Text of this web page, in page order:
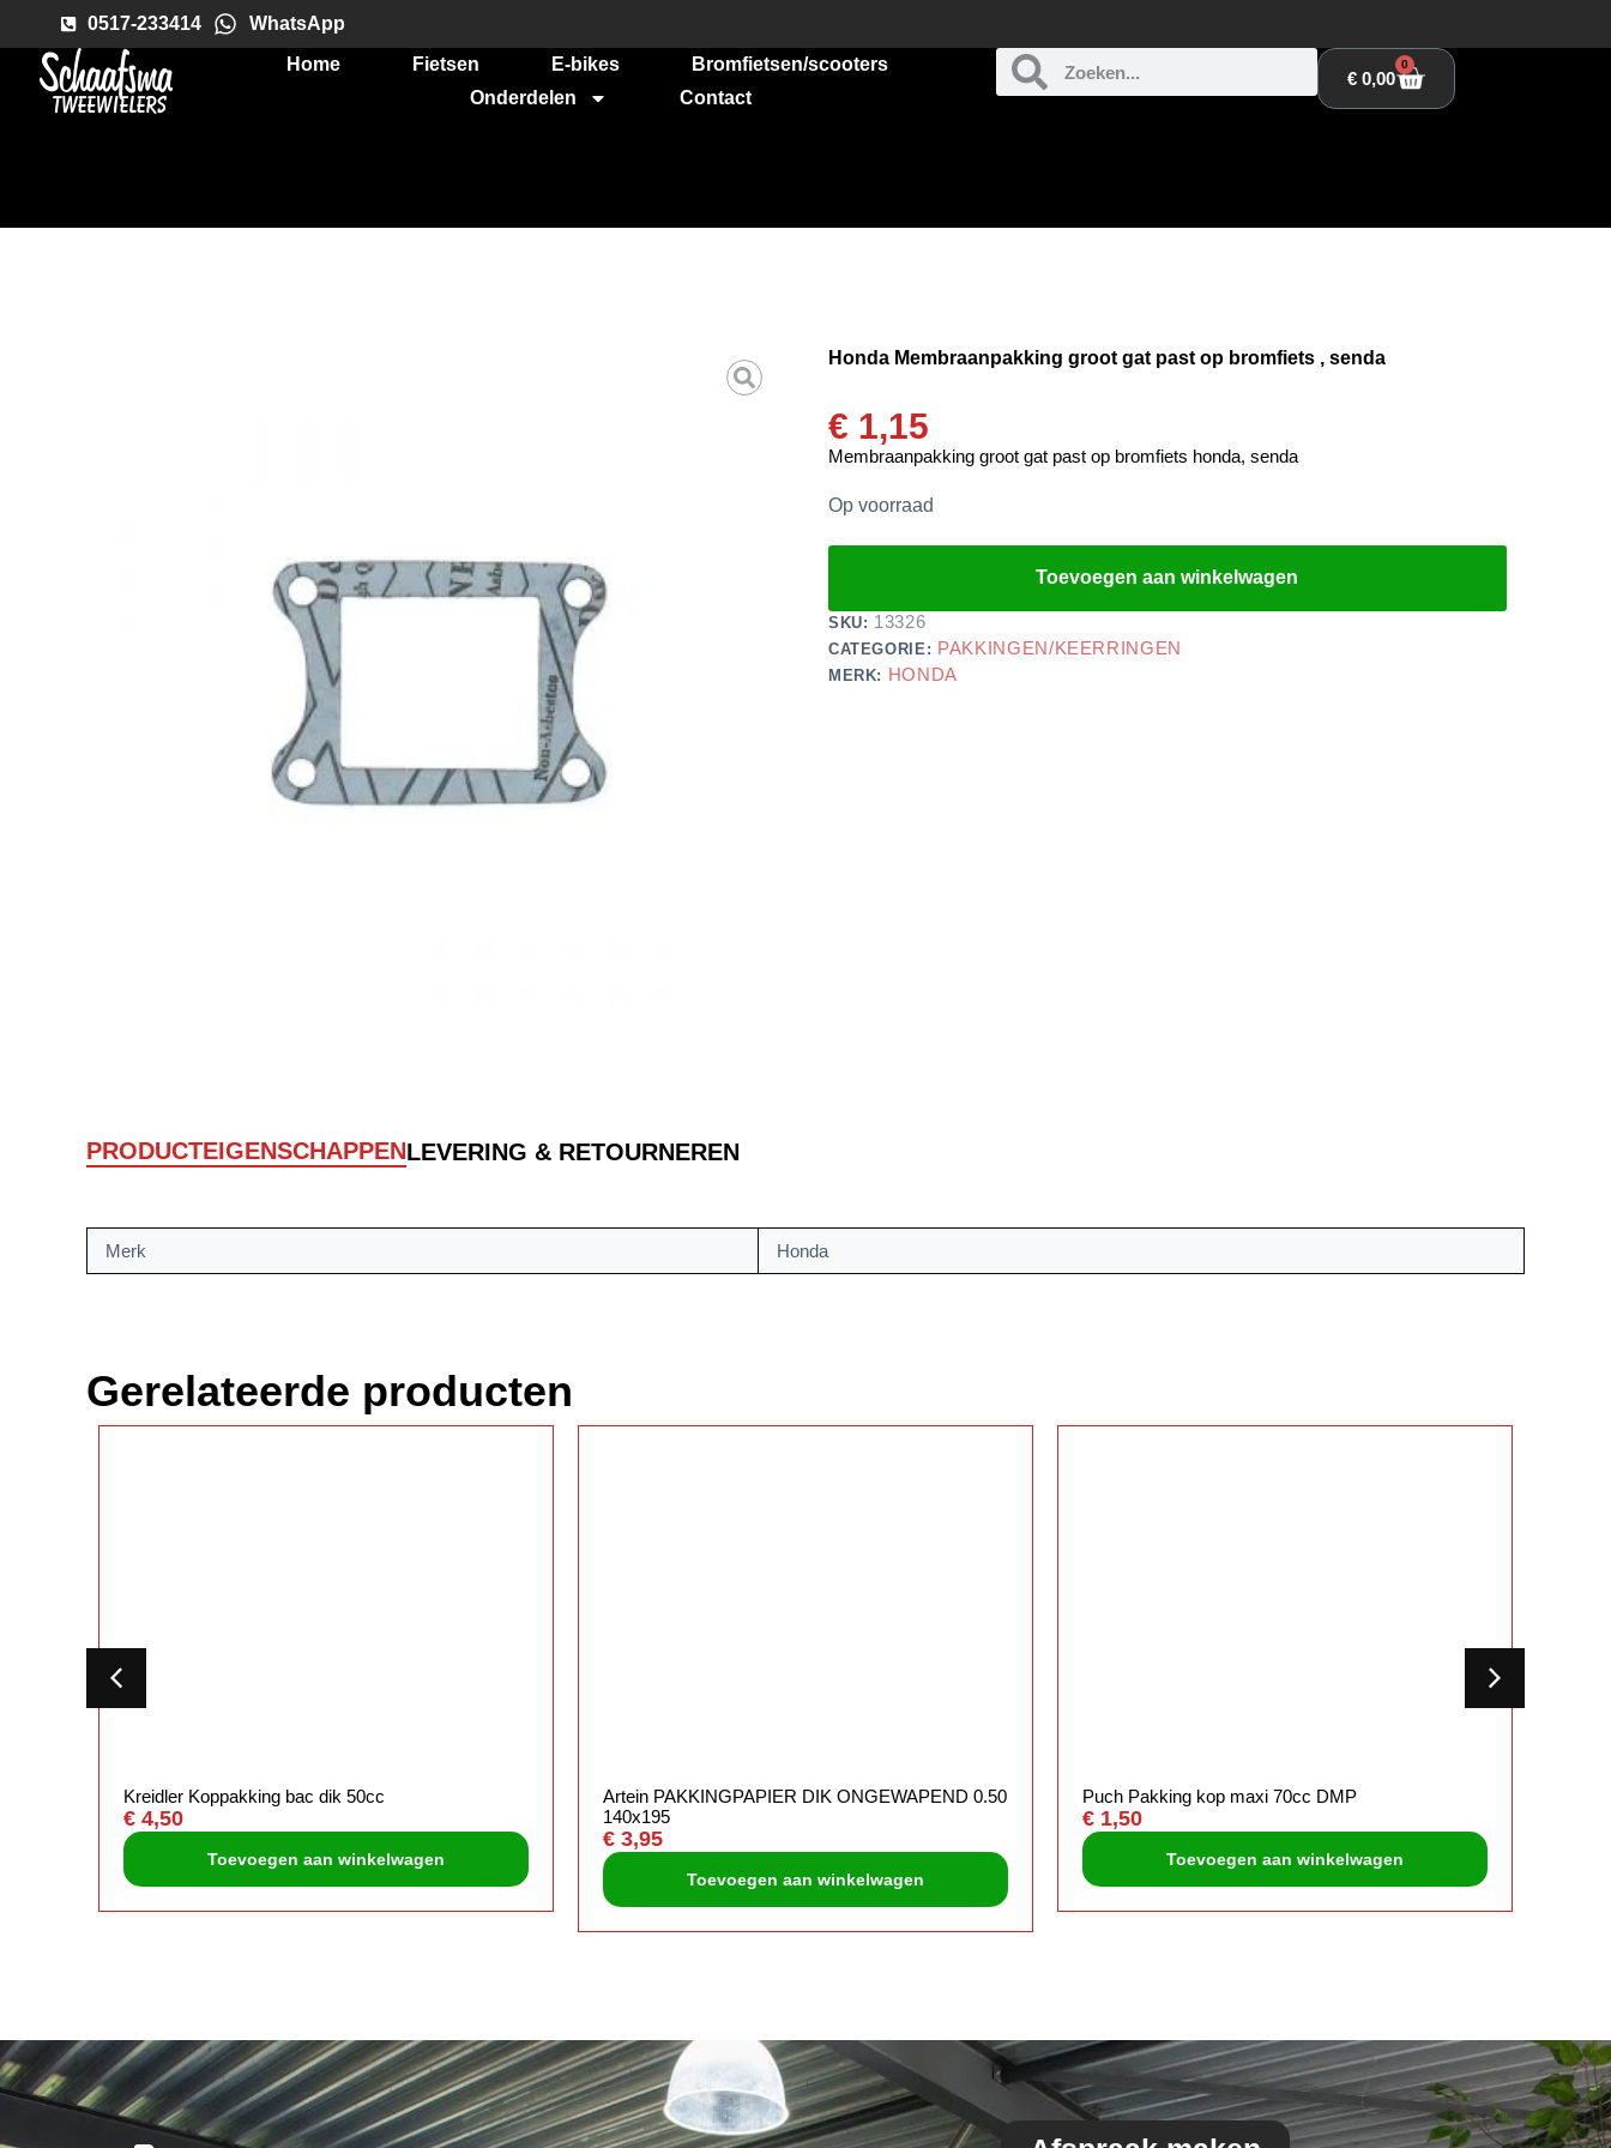
0517-233414
WhatsApp
Home
Fietsen E-bikes
Bromfietsen/scooters
Onderdelen
Contact
€0,00
0
Honda Membraanpakking groot gat past op bromfiets , senda
€ 1,15
Membraanpakking groot gat past op bromfiets honda, senda
Op voorraad
Toevoegen aan winkelwagen
SKU: 13326
CATEGORIE: PAKKINGEN/KEERRINGEN
MERK: HONDA
PRODUCTEIGENSCHAPPENLEVERING & RETOURNEREN
Merk Honda
Gerelateerde producten
Kreidler Koppakking bac dik 50cc
€ 4,50
Toevoegen aan winkelwagen
Artein PAKKINGPAPIER DIK ONGEWAPEND 0.50
140x195
€ 3,95
Toevoegen aan winkelwagen
Puch Pakking kop maxi 70cc DMP
€ 1,50
Toevoegen aan winkelwagen